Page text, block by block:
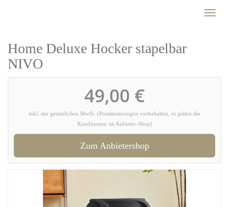
Toggle
Home Deluxe Hocker stapelbar
NIVO
49,00 €
inkl. der gesetzlichen MwSt. (Preisänderungen vorbehalten, es gelten die
Konditionen im Anbieter-Shop)
Zum Anbietershop